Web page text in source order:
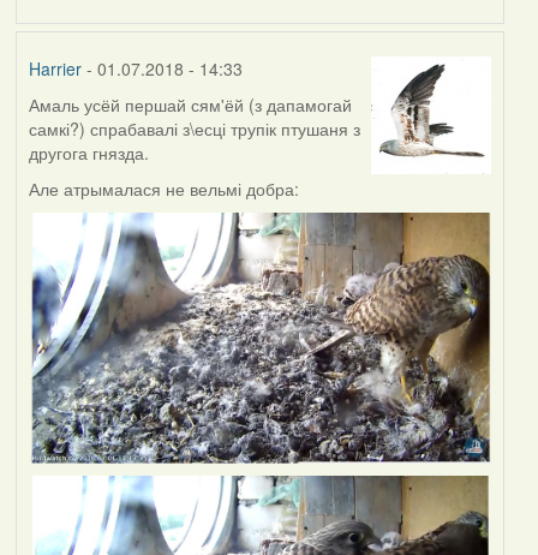
Harrier- 01.07.2018 - 14:33
Амаль усёй першай сям'ёй (з дапамогай
самкі?) спрабавалі з\есці трупік птушаня з
другога гнязда.
Але атрымалася не вельмі добра: